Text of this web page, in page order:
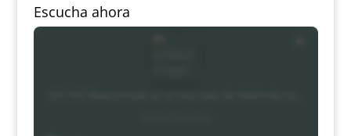
Escucha ahora